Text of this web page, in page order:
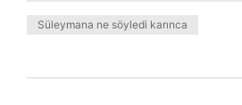
Süleymana ne söyledi karınca